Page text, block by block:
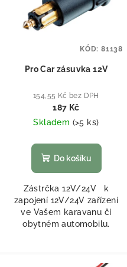
Pro Car zásuvka 12V
154,55 Kč bez DPH
187 Kč
Skladem (>5 ks)
Do košíku
Zástrčka 12V/24V k
zapojení 12V/24V zařízení
ve Vašem karavanu či
obytném automobilu.
KÓD: 81138